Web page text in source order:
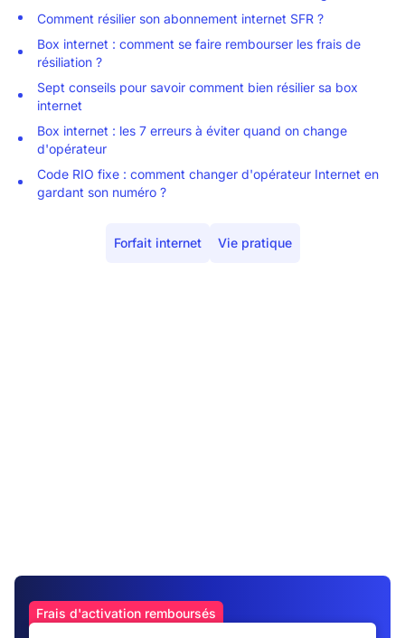
Comment résilier son abonnement internet SFR ?
Box internet : comment se faire rembourser les frais de
résiliation ?
Sept conseils pour savoir comment bien résilier sa box
internet
Box internet : les 7 erreurs à éviter quand on change
d'opérateur
Code RIO fixe : comment changer d'opérateur Internet en
gardant son numéro ?
Forfait internet Vie pratique
Frais d'activation remboursés